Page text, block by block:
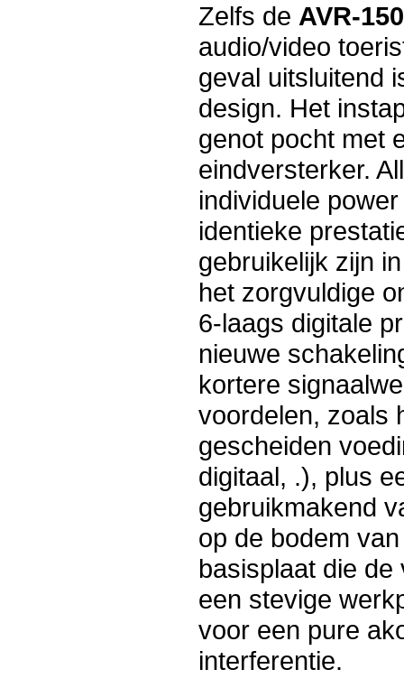
Zelfs de AVR-
audio/video
geval uitsluitend
design. Het
genot pocht met
eindversterker.
individuele
identieke
gebruikelijk zijn
het zorgvuldige
6-laags digitale
nieuwe
kortere
voordelen, zoals
gescheiden
digitaal, .), plus
gebruikmakend
op de bodem
basisplaat die
een stevige
voor een pure
interferentie.